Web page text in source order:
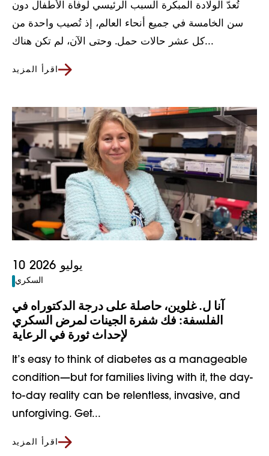
تُعدّ الولادة المبكرة السبب الرئيسي لوفاة الأطفال دون
سن الخامسة في جميع أنحاء العالم، إذ تُصيب واحدة من
كل عشر حالات حمل. وحتى الآن، لم تكن هناك...
اقرأ المزيد
10 يوليو 2026
السكري
آنا ل. غلوين، حاصلة على درجة الدكتوراه في
الفلسفة: فك شفرة الجينات لمرض السكري
It’s easy to think of diabetes as a manageable
condition—but for families living with it, the day-
to-day reality can be relentless, invasive, and
unforgiving. Get...
اقرأ المزيد